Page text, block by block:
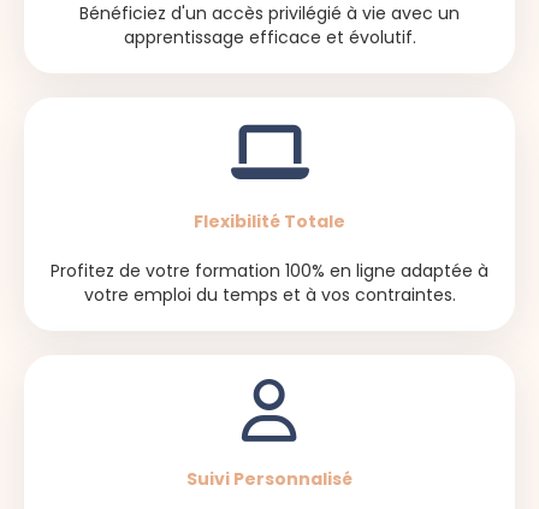
Bénéficiez d'un accès privilégié à vie avec un
apprentissage efficace et évolutif.
Flexibilité Totale
Profitez de votre formation 100% en ligne adaptée à
votre emploi du temps et à vos contraintes.
Suivi Personnalisé